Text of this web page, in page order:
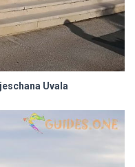
Uvala